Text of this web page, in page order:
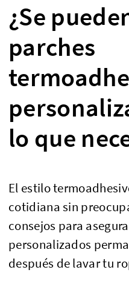
¿Se
parches
lo que
El estilo
cotidiana sin
consejos para
personalizados
después de lavar tu